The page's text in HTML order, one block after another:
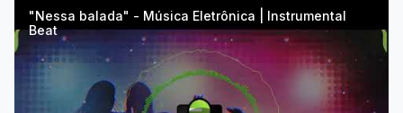
"Nessa balada" - Música Eletrônica | Instrumental
Beat